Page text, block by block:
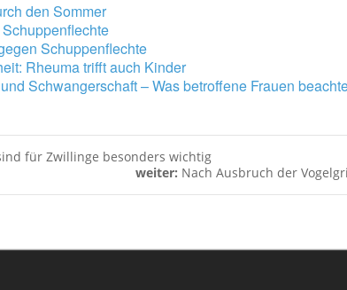
den Sommer
Schuppenflechte
Rheuma trifft auch Kinder
Schwangerschaft – Was betroffene Frauen
für Zwillinge besonders wichtig
weiter: Nach Ausbruch der